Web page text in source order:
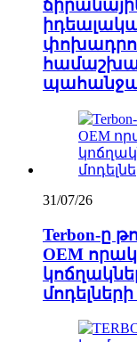
31/07/26
Terbon-ը
OEM